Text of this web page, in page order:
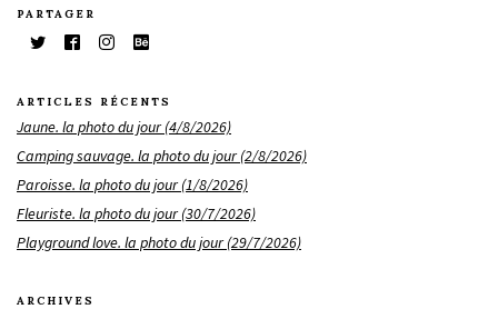
PARTAGER
ARTICLES RÉCENTS
Jaune. la photo du jour (4/8/2026)
Camping sauvage. la photo du jour (2/8/2026)
Paroisse. la photo du jour (1/8/2026)
Fleuriste. la photo du jour (30/7/2026)
Playground love. la photo du jour (29/7/2026)
ARCHIVES